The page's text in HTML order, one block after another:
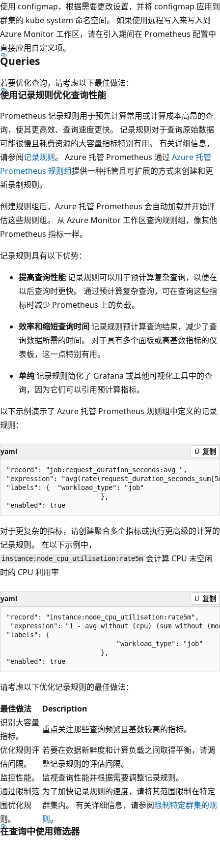
使用 configmap，根据需要更改设置，并将 configmap 应用到
群集的 kube-system 命名空间。 如果使用远程写入来写入到
Azure Monitor 工作区，请在引入期间在 Prometheus 配置中
直接应用自定义项。
Queries
若要优化查询，请考虑以下最佳做法：
使用记录规则优化查询性能
Prometheus 记录规则用于预先计算常用或计算成本高昂的查
询，使其更高效、查询速度更快。 记录规则对于查询原始数据
可能很慢且耗费资源的大容量指标特别有用。 有关详细信息，
请参阅记录规则。 Azure 托管 Prometheus 通过 Azure 托管
Prometheus 规则组提供一种托管且可扩展的方式来创建和更
新录制规则。
创建规则组后，Azure 托管 Prometheus 会自动加载并开始评
估这些规则组。 从 Azure Monitor 工作区查询规则组，像其他
Prometheus 指标一样。
记录规则具有以下优势：
提高查询性能记录规则可以用于预计算复杂查询，以便在
以后查询时更快。 通过预计算复杂查询，可在查询这些指
标时减少 Prometheus 上的负载。
效率和缩短查询时间记录规则预计算查询结果，减少了查
询数据所需的时间。 对于具有多个面板或高基数指标的仪
表板，这一点特别有用。
单纯记录规则简化了 Grafana 或其他可视化工具中的查
询，因为它们可以引用预计算指标。
以下示例演示了 Azure 托管 Prometheus 规则组中定义的记录
规则：
yaml 复制
"record": "job:request_duration_seconds:avg ",
"expression":
"labels": {  "workload_type": "job"
                        },
对于更复杂的指标，请创建聚合多个指标或执行更高级的计算的
记录规则。 在以下示例中，
instance:node_cpu_utilisation:rate5m 会计算 CPU 未空闲
时的 CPU 利用率
yaml 复制
"record": "instance:node_cpu_utilisation:rate5m",
"expression": "1 - avg without (cpu) (sum without
"labels": {
                            "workload_type": "job"
                        },
请考虑以下优化记录规则的最佳做法：
最佳做法
Description
识别大容量
指标。
重点关注那些查询频繁且基数较高的指标。
优化规则评
估间隔。
若要在数据新鲜度和计算负载之间取得平衡，请调
整记录规则的评估间隔。
监控性能。
监视查询性能并根据需要调整记录规则。
通过限制范
围优化规
则。
为了加快记录规则的速度，请将其范围限制在特定
群集内。 有关详细信息，请参阅限制特定群集的规
则。
在查询中使用筛选器